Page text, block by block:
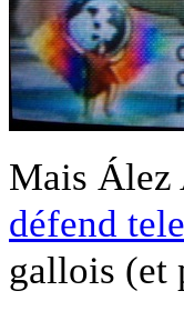
Mais Ález
défend
gallois (et